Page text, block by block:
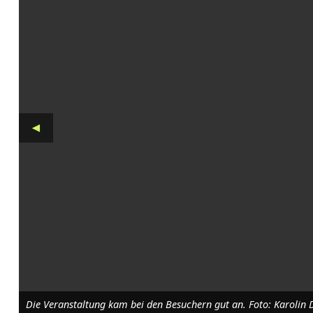
r
a
Die Veranstaltung kam bei den Besuchern gut an. Foto: Karolin
◄